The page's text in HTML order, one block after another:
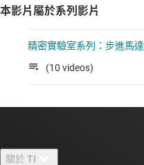
本影片屬於系列影片
精密實驗室系列：步進馬達
(10 videos)
關於 TI